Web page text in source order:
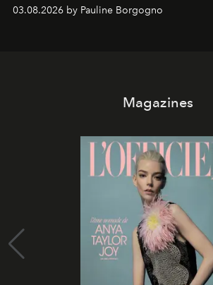
03.08.2026 by Pauline Borgogno
Magazines